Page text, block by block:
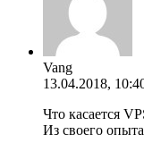
Vang
13.04.2018,
Что касается
Из своего